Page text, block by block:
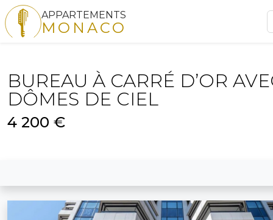
APPARTEMENTS
MONACO
BUREAU À CARRÉ D’OR
DÔMES DE CIEL
4 200 €